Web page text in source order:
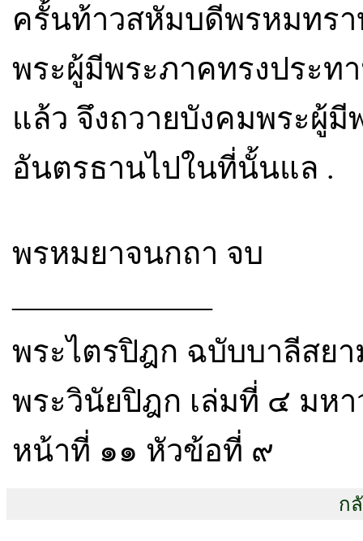
ครั้นท้าวสหัมบดีพรหมทรา
พระผู้มีพระภาคทรงประท
แล้ว จึงถวายบังคมพระผู้
อันตรธานไปในที่นั้นแล .
พรหมยาจนกถา จบ
พระไตรปิฎก ฉบับบาลีสย
พระวินัยปิฎก เล่มที่ ๔ มห
หน้าที่ ๑๑ หัวข้อที่ ๙
ก